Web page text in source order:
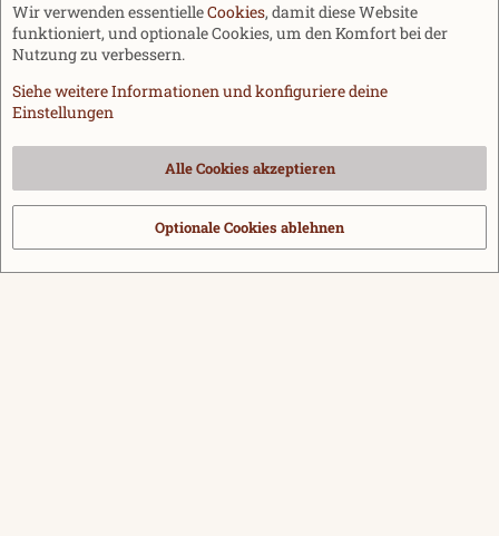
Cookies
Datenschutz
Hilfe und Impressum
Start
S
Community platform by XenForo® © 2010-2026 XenForo Ltd.
via s9e/MediaSites
Wir verwenden essentielleCookies, damit diese Website
funktioniert, und optionale Cookies, um den Komfort bei der
Nutzung zu verbessern.
Siehe weitere Informationen und konfiguriere deine
Einstellungen
Alle Cookies akzeptieren
Optionale Cookies ablehnen